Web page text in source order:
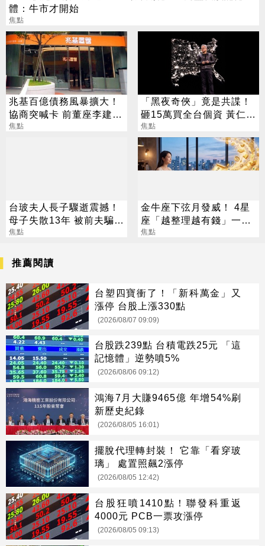
體：牛市才開始
焦點
兆基百億債務風暴擴大！
協商突喊卡 前董座李建成
遭檢調搜索
焦點
「黑夜奇俠」竟是共諜！
砸15萬買全台個資 黃仁
勳、張麗善也受害
焦點
台玻夫人長子驟逝震撼！
母子失散13年 被前夫騙
「愛兒已夭折」
焦點
金牛座下弦月發威！ 4星
座「越整理越有錢」一路
旺運到10月
焦點
推薦閱讀
台塑四寶衝了！「新科萬金」又
漲停 台股上漲330點
(2026/08/07 09:09)
台股跌239點 台積電跌25元 「這
記憶體」逆勢噴5%
(2026/08/06 09:12)
鴻海7月大賺9465億 年增54%刷
新歷史紀錄
(2026/08/05 16:01)
擺脫代理轉封裝！ 它靠「看穿玻
璃」 處置照飆2漲停
(2026/08/05 12:42)
台股狂噴1410點！聯發科重返
4000元 PCB一票攻漲停
(2026/08/05 09:13)